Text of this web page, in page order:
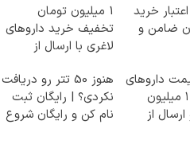
خرید
ضامن و
1 میلیون تومان
تخفیف خرید داروهای
لاغری با ارسال از
داروهای
لاغری، با ۱ میلیون
از
هنوز 50 تتر رو دریافت
نکردی؟ | رایگان ثبت
نام کن و رایگان شروع